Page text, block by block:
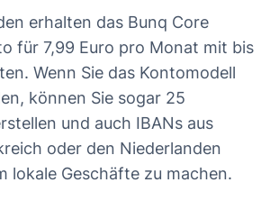
erhalten das Bunq Core
für 7,99 Euro pro Monat mit bis
Wenn Sie das Kontomodell
können Sie sogar 25
und auch IBANs aus
oder den Niederlanden
lokale Geschäfte zu machen.